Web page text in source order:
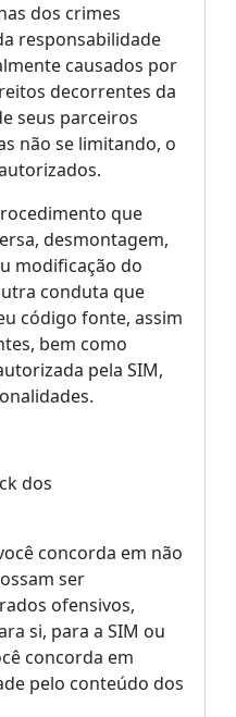
dos crimes
responsabilidade
causados por
decorrentes da
seus parceiros
não se limitando, o
que
desmontagem,
modificação do
conduta que
código fonte, assim
bem como
pela SIM,
dos
concorda em não
ser
ofensivos,
si, para a SIM ou
concorda em
pelo conteúdo dos